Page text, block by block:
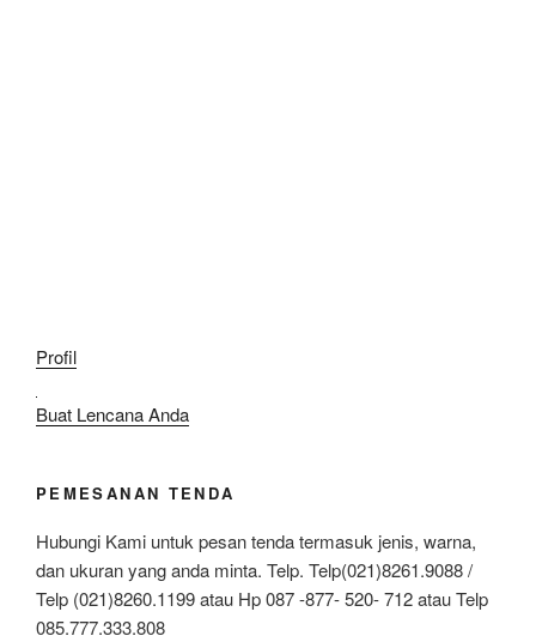
Profil
Buat Lencana Anda
PEMESANAN TENDA
Hubungi Kami untuk pesan tenda termasuk jenis, warna,
dan ukuran yang anda minta. Telp. Telp(021)8261.9088 /
Telp (021)8260.1199 atau Hp 087 -877- 520- 712 atau Telp
085.777.333.808